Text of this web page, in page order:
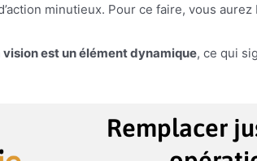
minutieux. Pour ce faire, vous
vision est un élément dynamique, ce qui
Remplacer